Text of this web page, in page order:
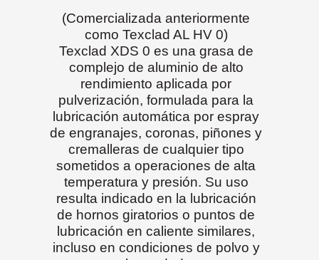
(Comercializada anteriormente
como Texclad AL HV 0)
Texclad XDS 0 es una grasa de
complejo de aluminio de alto
rendimiento aplicada por
pulverización, formulada para la
lubricación automática por espray
de engranajes, coronas, piñones y
cremalleras de cualquier tipo
sometidos a operaciones de alta
temperatura y presión. Su uso
resulta indicado en la lubricación
de hornos giratorios o puntos de
lubricación en caliente similares,
incluso en condiciones de polvo y